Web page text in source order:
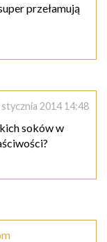
przełamują
stycznia 2014 14:48
soków w